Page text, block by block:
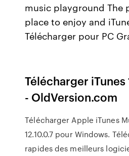
music playground The
place to enjoy and
Télécharger pour PC
Télécharger iTunes
- OldVersion.com
Télécharger Apple iTunes
12.10.0.7 pour Windows.
rapides des meilleurs